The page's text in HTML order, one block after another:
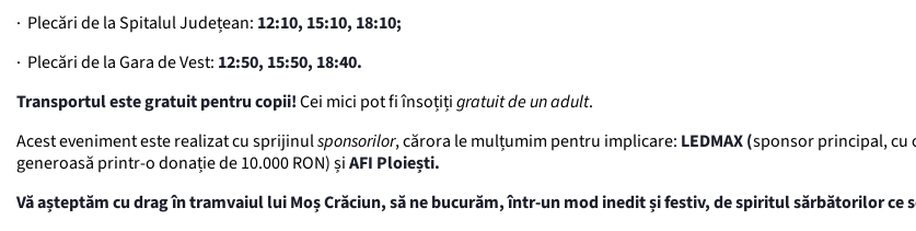
· Plecări de la Spitalul Județean: 12:10, 15:10, 18:10;
· Plecări de la Gara de Vest: 12:50, 15:50, 18:40.
Transportul este gratuit pentru copii!Cei mici pot fi însoțițigratuitdeunadult.
Acest eveniment este realizat cu sprijinulsponsorilor, cărora le mulțumim pentru implicare: LEDMAX (sponsor principal, cu
generoasă printr-o donație de 10.000 RON) șiAFI Ploiești.
Vă așteptăm cu drag în tramvaiul lui Moș Crăciun, să ne bucurăm, într-un mod inedit și festiv, de spiritul sărbătorilor ce